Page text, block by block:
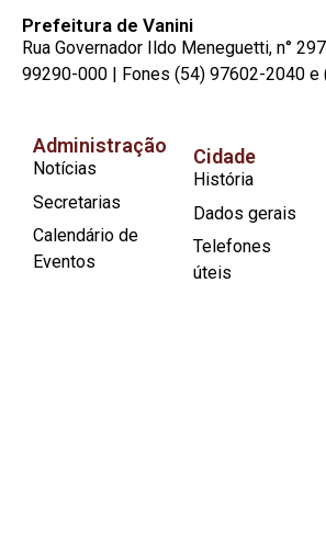
Prefeitura de Vanini
Rua Governador Ildo Meneguetti, n°
99290-000 | Fones (54) 97602-2040 e
Administração
Notícias
Secretarias
Calendário de
Eventos
Cidade
História
Dados gerais
Telefones
úteis